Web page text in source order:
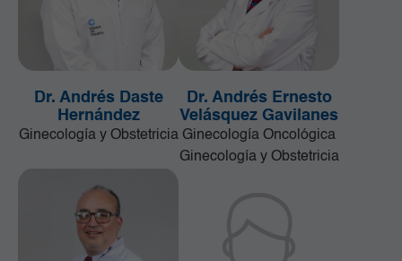
Dr. Andrés Daste
Hernández
Ginecología y Obstetricia
Dr. Andrés Ernesto
Velásquez Gavilanes
Ginecología Oncológica
Ginecología y Obstetricia